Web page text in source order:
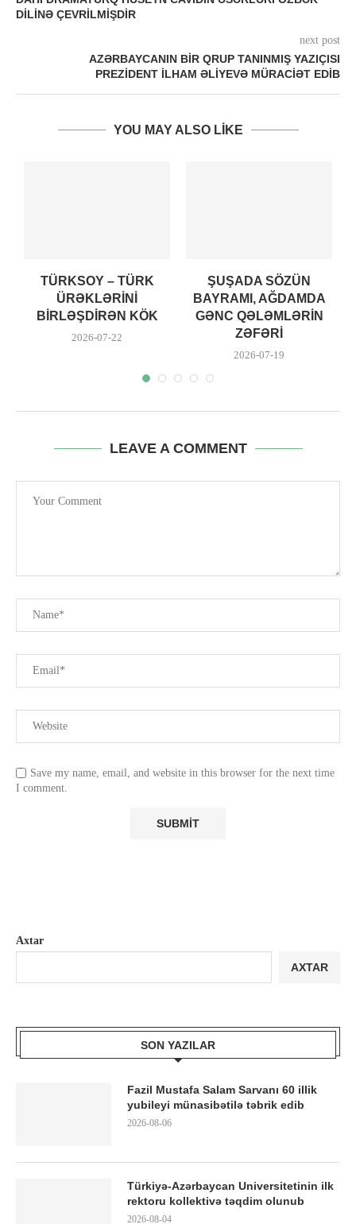
DILINƏ ÇEVRILMIŞDIR
next post
AZƏRBAYCANIN BIR QRUP TANINMIŞ YAZIÇISI
PREZIDENT İLHAM ƏLIYEVƏ MÜRACIƏT EDIB
YOU MAY ALSO LIKE
TÜRKSOY – TÜRK
ÜRƏKLƏRINI
BIRLƏŞDIRƏN KÖK
2026-07-22
ŞUŞADA SÖZÜN
BAYRAMI, AĞDAMDA
GƏNC QƏLƏMLƏRIN
ZƏFƏRI
2026-07-19
LEAVE A COMMENT
Save my name, email, and website in this browser for the next time
I comment.
Axtar
AXTAR
SON YAZILAR
Fazil Mustafa Salam Sarvanı 60 illik
yubileyi münasibətilə təbrik edib
2026-08-06
Türkiyə-Azərbaycan Universitetinin ilk
rektoru kollektivə təqdim olunub
2026-08-04